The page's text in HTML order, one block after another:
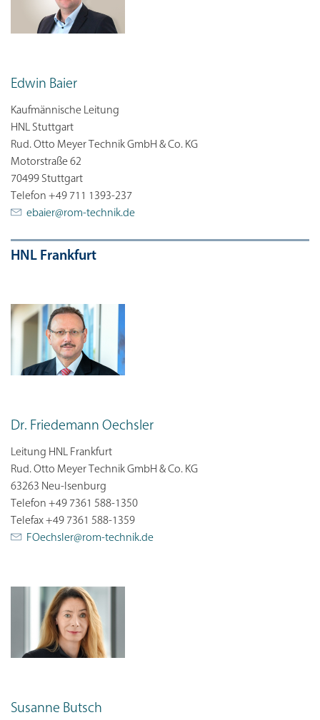
Edwin Baier
Kaufmännische Leitung
HNL Stuttgart
Rud. Otto Meyer Technik GmbH & Co. KG
Motorstraße 62
70499 Stuttgart
Telefon +49 711 1393-237
ebaier@rom-technik.de
HNL Frankfurt
Dr. Friedemann Oechsler
Leitung HNL Frankfurt
Rud. Otto Meyer Technik GmbH & Co. KG
63263 Neu-Isenburg
Telefon +49 7361 588-1350
Telefax +49 7361 588-1359
FOechsler@rom-technik.de
Susanne Butsch